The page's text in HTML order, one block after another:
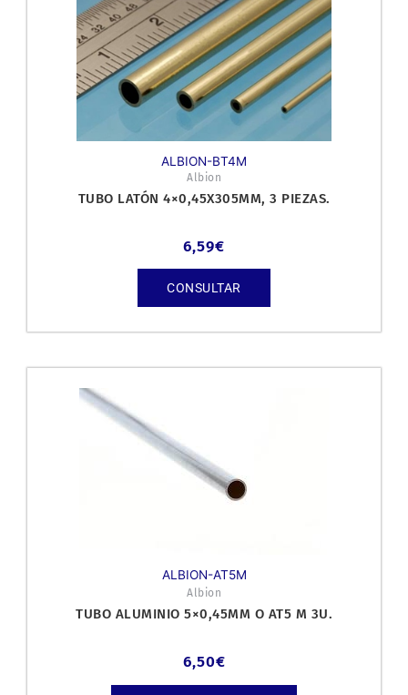
ALBION-BT4M
Albion
TUBO LATÓN 4×0,45X305MM, 3 PIEZAS.
6,59€
CONSULTAR
ALBION-AT5M
Albion
TUBO ALUMINIO 5×0,45MM O AT5 M 3U.
6,50€